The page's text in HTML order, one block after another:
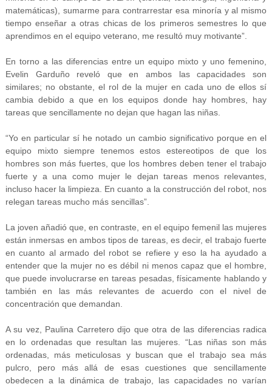
matemáticas), sumarme para contrarrestar esa minoría y al mismo
tiempo enseñar a otras chicas de los primeros semestres lo que
aprendimos en el equipo veterano, me resultó muy motivante”.
En torno a las diferencias entre un equipo mixto y uno femenino,
Evelin Garduño reveló que en ambos las capacidades son
similares; no obstante, el rol de la mujer en cada uno de ellos sí
cambia debido a que en los equipos donde hay hombres, hay
tareas que sencillamente no dejan que hagan las niñas.
“Yo en particular sí he notado un cambio significativo porque en el
equipo mixto siempre tenemos estos estereotipos de que los
hombres son más fuertes, que los hombres deben tener el trabajo
fuerte y a una como mujer le dejan tareas menos relevantes,
incluso hacer la limpieza. En cuanto a la construcción del robot, nos
relegan tareas mucho más sencillas”.
La joven añadió que, en contraste, en el equipo femenil las mujeres
están inmersas en ambos tipos de tareas, es decir, el trabajo fuerte
en cuanto al armado del robot se refiere y eso la ha ayudado a
entender que la mujer no es débil ni menos capaz que el hombre,
que puede involucrarse en tareas pesadas, físicamente hablando y
también en las más relevantes de acuerdo con el nivel de
concentración que demandan.
A su vez, Paulina Carretero dijo que otra de las diferencias radica
en lo ordenadas que resultan las mujeres. “Las niñas son más
ordenadas, más meticulosas y buscan que el trabajo sea más
pulcro, pero más allá de esas cuestiones que sencillamente
obedecen a la dinámica de trabajo, las capacidades no varían